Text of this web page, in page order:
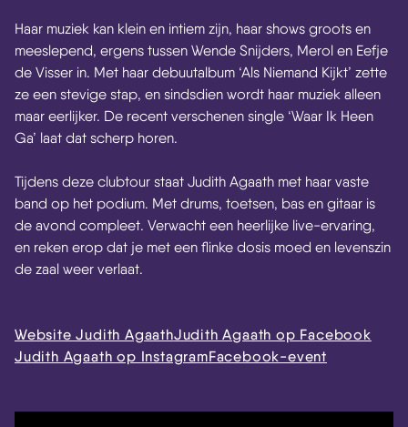
Haar muziek kan klein en intiem zijn, haar shows groots en
meeslepend, ergens tussen Wende Snijders, Merol en Eefje
de Visser in. Met haar debuutalbum ‘Als Niemand Kijkt’ zette
ze een stevige stap, en sindsdien wordt haar muziek alleen
maar eerlijker. De recent verschenen single ‘Waar Ik Heen
Ga’ laat dat scherp horen.
Tijdens deze clubtour staat Judith Agaath met haar vaste
band op het podium. Met drums, toetsen, bas en gitaar is
de avond compleet. Verwacht een heerlijke live-ervaring,
en reken erop dat je met een flinke dosis moed en levenszin
de zaal weer verlaat.
Website Judith AgaathJudith Agaath op Facebook
Judith Agaath op InstagramFacebook-event